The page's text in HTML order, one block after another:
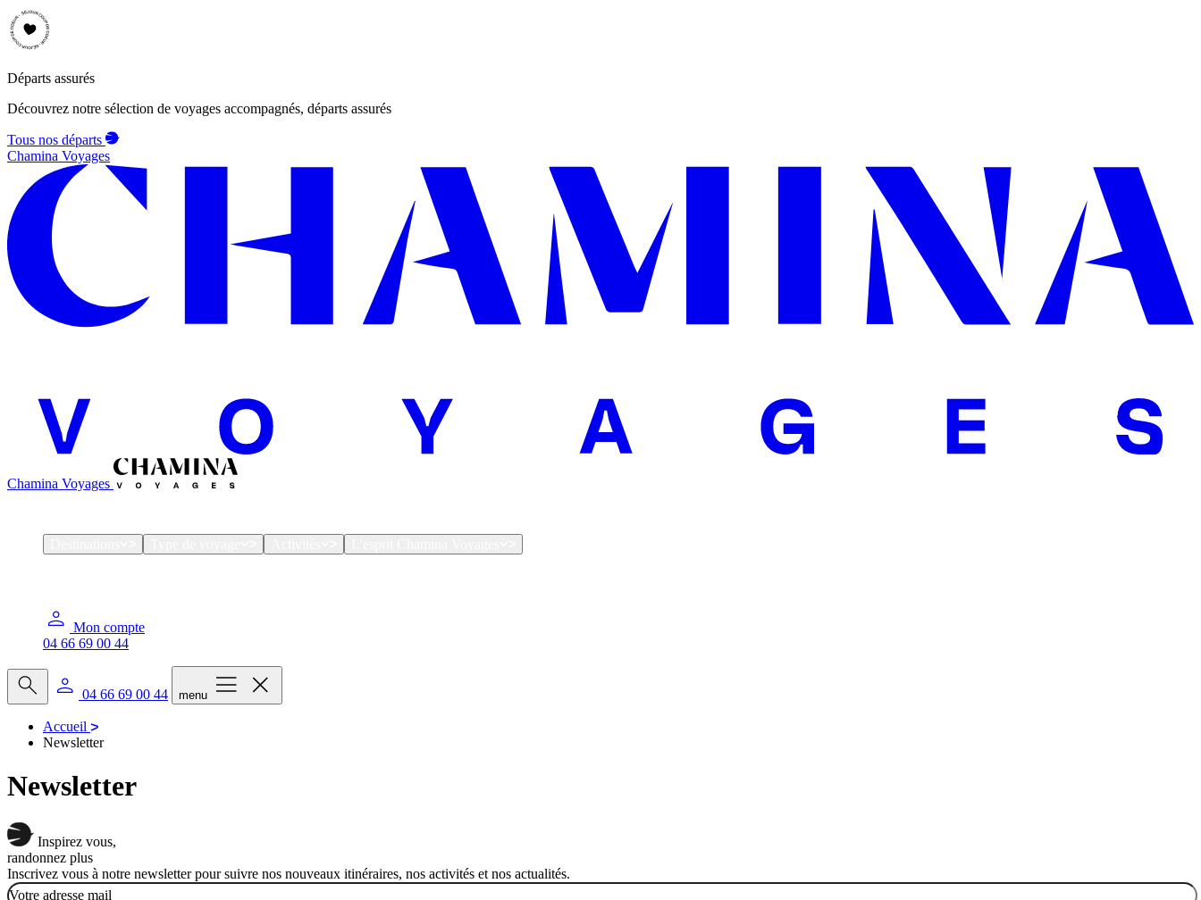
Départs assurés
Découvrez notre sélection de voyages accompagnés, départs assurés
Tous nos départs
Chamina Voyages
Chamina Voyages
Mon compte
04 66 69 00 44
04 66 69 00 44 menu
Accueil
Newsletter
Newsletter
Inspirez vous,
randonnez plus
Inscrivez vous à notre newsletter pour suivre nos nouveaux itinéraires, nos activités et nos actualités.
EMAIL